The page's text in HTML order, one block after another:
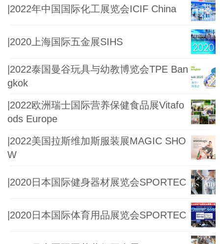
次举办，28年来成功地举办了十八
泛认可并享有盛誉的行业品牌展会。
ICIFChina 由中国石油和化学工业联
行业分会和中国...
|2022年中国国际化工展览会ICIF China
|2020上海国际五金展SIHS
|2022泰国曼谷玩具与幼教博览会TPE Ban
gkok
|2022欧洲瑞士国际营养保健食品展Vitafo
ods Europe
|2022美国拉斯维加斯服装展MAGIC SHO
W
|2020日本国际健身器材展览会SPORTEC
|2020日本国际体育用品展览会SPORTEC